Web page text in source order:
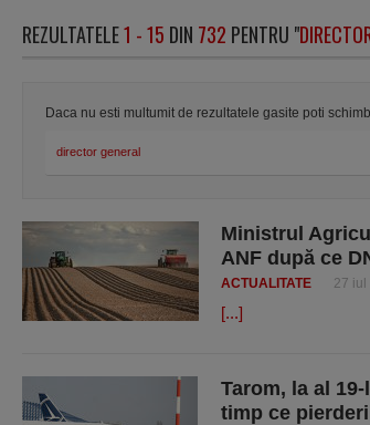
REZULTATELE1 - 15 DIN 732 PENTRU "
Daca nu esti multumit de rezultatele gasite poti
Ministrul
ANF după ce
ACTUALITATE 27 iul
[...]
Tarom, la al
timp ce